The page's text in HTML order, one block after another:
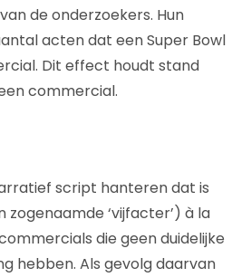
de onderzoekers. Hun
acten dat een Super Bowl
Dit effect houdt stand
commercial.
script hanteren dat is
‘vijfacter’) à la
die geen duidelijke
hebben. Als gevolg daarvan